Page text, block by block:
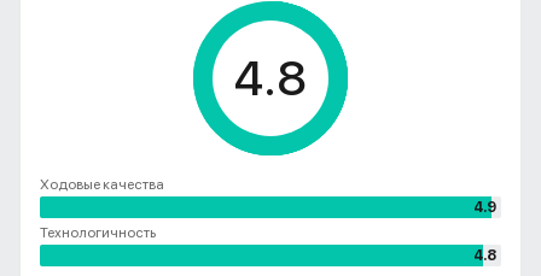
4.8
Ходовые качества
4.9
Технологичность
4.8